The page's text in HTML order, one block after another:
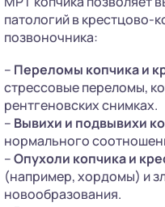
патологий в крестцово-
позвоночника:
– Переломы копчика и
стрессовые переломы,
рентгеновских снимках.
– Вывихи и подвывихи
нормального
–Опухоли копчика и
(например, хордомы) и
новообразования.